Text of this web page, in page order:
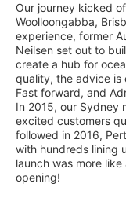
Our journey kicked
Woolloongabba,
experience, former
Neilsen set out to
create a hub for
quality, the advice is
Fast forward, and
In 2015, our Sydney
excited customers
followed in 2016,
with hundreds lining
launch was more
opening!